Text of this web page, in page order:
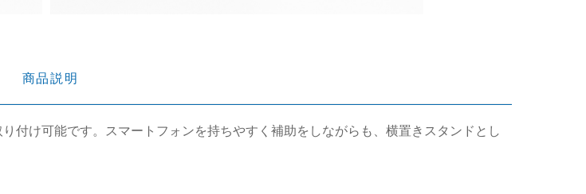
商品説明
付け可能です。スマートフォンを持ちやすく補助をしながらも、横置きスタンドとし